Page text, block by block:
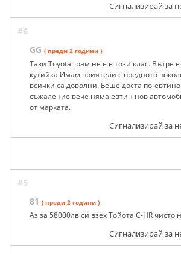
Сигнализирай за
#6
GG ( преди 2 години )
Тази Toyota грам не е в този клас. Вътре
кутийка.Имам приятели с предното
всички са доволни. Беше доста по-
съжаление вече няма евтин нов
от марката.
Сигнализирай за
#5
81 ( преди 2 години )
Аз за 58000лв си взех Тойота C-HR чисто
Сигнализирай за